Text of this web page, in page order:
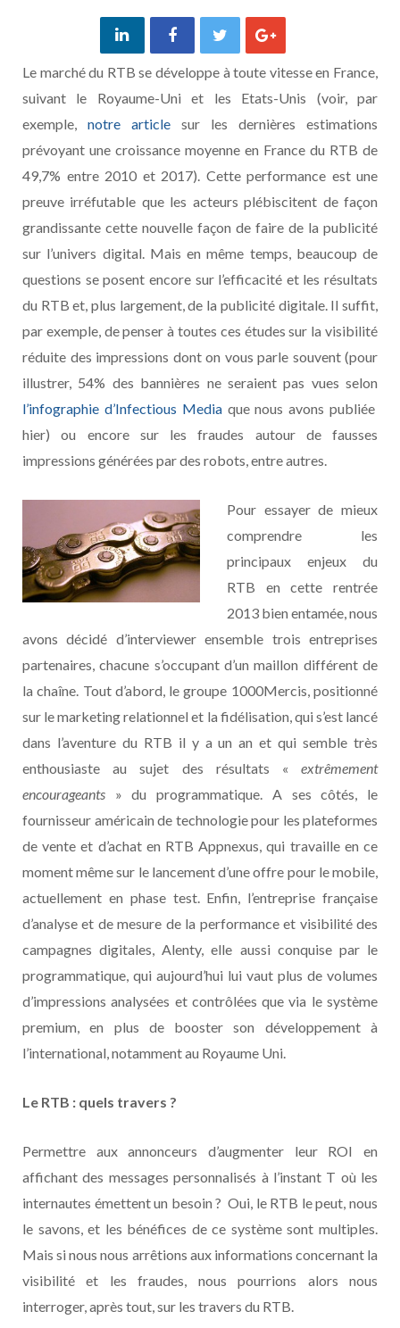
Le marché du RTB se développe à toute vitesse en France,
suivant le Royaume-Uni et les Etats-Unis (voir, par
exemple, notre article sur les dernières estimations
prévoyant une croissance moyenne en France du RTB de
49,7% entre 2010 et 2017). Cette performance est une
preuve irréfutable que les acteurs plébiscitent de façon
grandissante cette nouvelle façon de faire de la publicité
sur l’univers digital. Mais en même temps, beaucoup de
questions se posent encore sur l’efficacité et les résultats
du RTB et, plus largement, de la publicité digitale. Il suffit,
par exemple, de penser à toutes ces études sur la visibilité
réduite des impressions dont on vous parle souvent (pour
illustrer, 54% des bannières ne seraient pas vues selon
l’infographie d’Infectious Media que nous avons publiée
hier) ou encore sur les fraudes autour de fausses
impressions générées par des robots, entre autres.
Pour essayer de mieux
comprendre les
principaux enjeux du
RTB en cette rentrée
2013 bien entamée, nous
avons décidé d’interviewer ensemble trois entreprises
partenaires, chacune s’occupant d’un maillon différent de
la chaîne. Tout d’abord, le groupe 1000Mercis, positionné
sur le marketing relationnel et la fidélisation, qui s’est lancé
dans l’aventure du RTB il y a un an et qui semble très
enthousiaste au sujet des résultats « extrêmement
encourageants » du programmatique. A ses côtés, le
fournisseur américain de technologie pour les plateformes
de vente et d’achat en RTB Appnexus, qui travaille en ce
moment même sur le lancement d’une offre pour le mobile,
actuellement en phase test. Enfin, l’entreprise française
d’analyse et de mesure de la performance et visibilité des
campagnes digitales, Alenty, elle aussi conquise par le
programmatique, qui aujourd’hui lui vaut plus de volumes
d’impressions analysées et contrôlées que via le système
premium, en plus de booster son développement à
l’international, notamment au Royaume Uni.
Le RTB : quels travers ?
Permettre aux annonceurs d’augmenter leur ROI en
affichant des messages personnalisés à l’instant T où les
internautes émettent un besoin ? Oui, le RTB le peut, nous
le savons, et les bénéfices de ce système sont multiples.
Mais si nous nous arrêtions aux informations concernant la
visibilité et les fraudes, nous pourrions alors nous
interroger, après tout, sur les travers du RTB.